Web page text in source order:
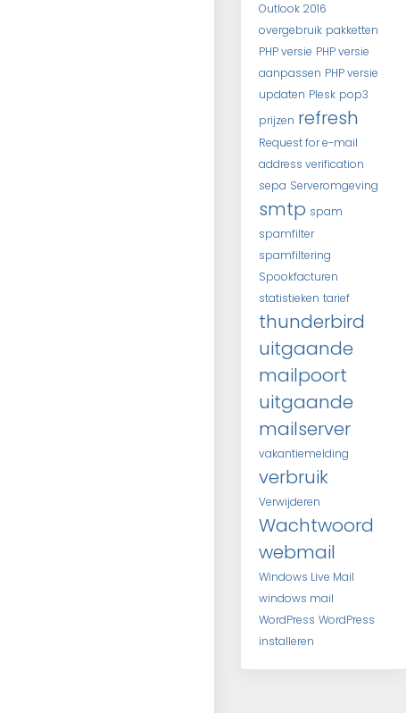
Outlook 2016
overgebruik pakketten
PHP versie PHP versie
aanpassen PHP versie
updaten Plesk pop3
prijzen refresh
Request for e-mail
address verification
sepa Serveromgeving
smtp spam
spamfilter
spamfiltering
Spookfacturen
statistieken tarief
thunderbird
uitgaande
mailpoort
uitgaande
mailserver
vakantiemelding
verbruik
Verwijderen
Wachtwoord
webmail
Windows Live Mail
windows mail
WordPress WordPress
installeren